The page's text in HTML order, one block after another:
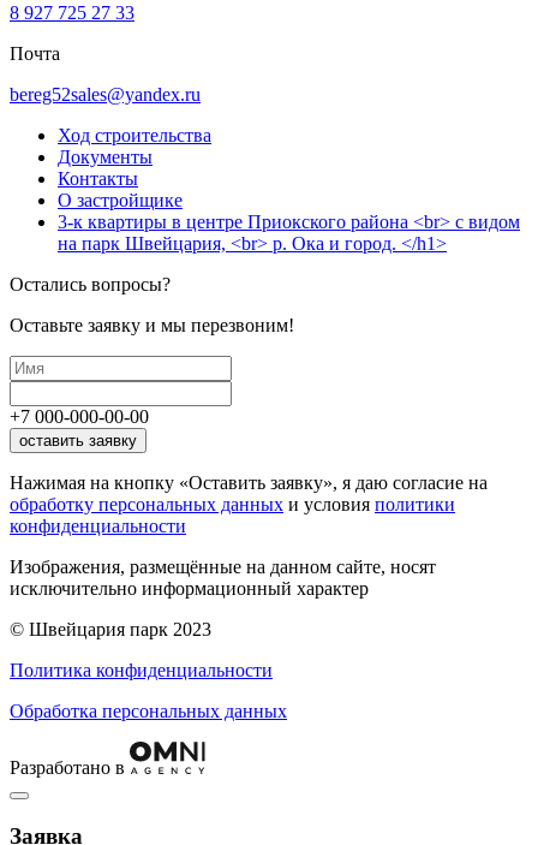
8 927 725 27 33
Почта
bereg52sales@yandex.ru
Ход строительства
Документы
Контакты
О застройщике
3-к квартиры в центре Приокского района <br> с видом
на парк Швейцария, <br> р. Ока и город. </h1>
Остались вопросы?
Оставьте заявку и мы перезвоним!
+7 000-000-00-00
оставить заявку
Нажимая на кнопку «Оставить заявку», я даю согласие на
обработку персональных данных и условия политики
конфиденциальности
Изображения, размещённые на данном сайте, носят
исключительно информационный характер
© Швейцария парк 2023
Политика конфиденциальности
Обработка персональных данных
Разработано в
Заявка